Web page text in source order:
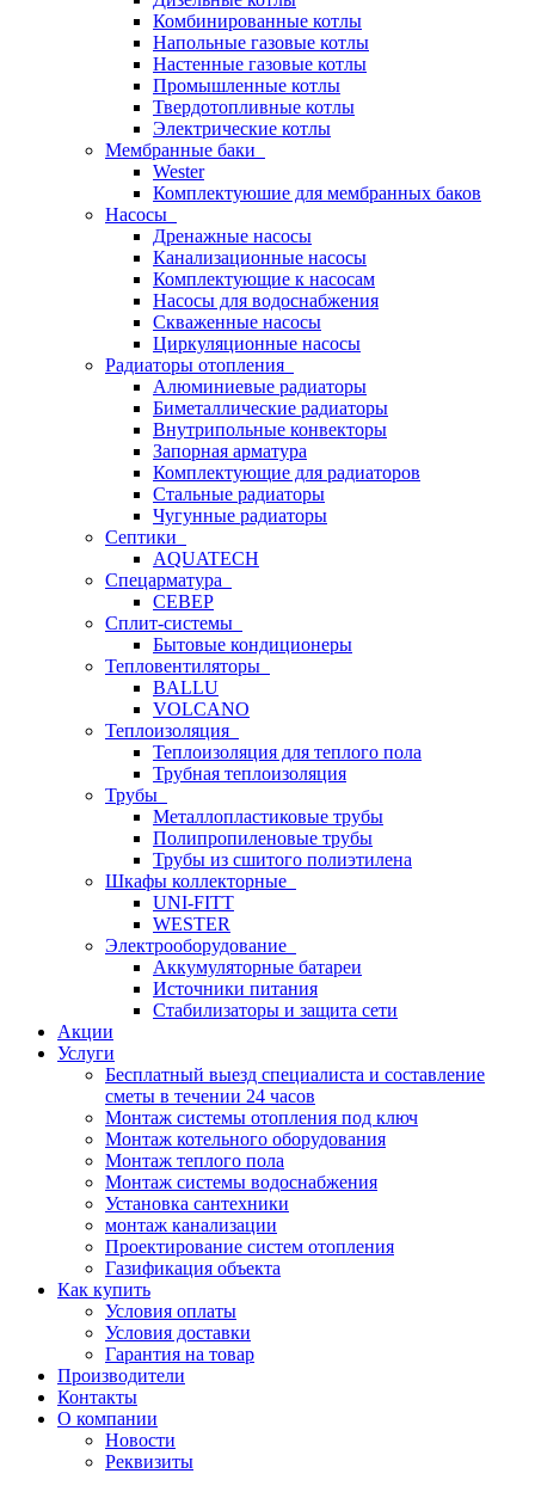
Комбинированные котлы
Напольные газовые котлы
Настенные газовые котлы
Промышленные котлы
Твердотопливные котлы
Электрические котлы
Мембранные баки
Wester
Комплектуюшие для мембранных баков
Насосы
Дренажные насосы
Канализационные насосы
Комплектующие к насосам
Насосы для водоснабжения
Скваженные насосы
Циркуляционные насосы
Радиаторы отопления
Алюминиевые радиаторы
Биметаллические радиаторы
Внутрипольные конвекторы
Запорная арматура
Комплектующие для радиаторов
Стальные радиаторы
Чугунные радиаторы
Септики
AQUATECH
Спецарматура
СЕВЕР
Сплит-системы
Бытовые кондиционеры
Тепловентиляторы
BALLU
VOLCANO
Теплоизоляция
Теплоизоляция для теплого пола
Трубная теплоизоляция
Трубы
Металлопластиковые трубы
Полипропиленовые трубы
Трубы из сшитого полиэтилена
Шкафы коллекторные
UNI-FITT
WESTER
Электрооборудование
Аккумуляторные батареи
Источники питания
Стабилизаторы и защита сети
Акции
Услуги
Бесплатный выезд специалиста и составление
сметы в течении 24 часов
Монтаж системы отопления под ключ
Монтаж котельного оборудования
Монтаж теплого пола
Монтаж системы водоснабжения
Установка сантехники
монтаж канализации
Проектирование систем отопления
Газификация объекта
Как купить
Условия оплаты
Условия доставки
Гарантия на товар
Производители
Контакты
О компании
Новости
Реквизиты